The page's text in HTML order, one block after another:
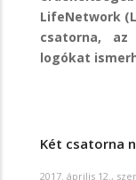
LifeNetwork
csatorna,
logókat
Két csatorna
2017. április 12.,